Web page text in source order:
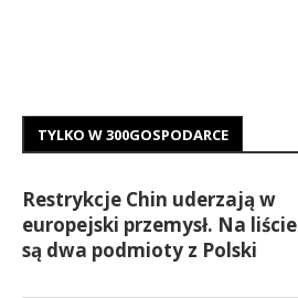
TYLKO W 300GOSPODARCE
Restrykcje Chin uderzają w
europejski przemysł. Na liście
są dwa podmioty z Polski